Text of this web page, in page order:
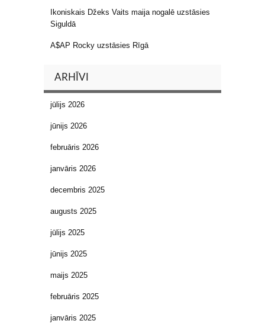
Ikoniskais Džeks Vaits maija nogalē uzstāsies
Siguldā
A$AP Rocky uzstāsies Rīgā
ARHĪVI
jūlijs 2026
jūnijs 2026
februāris 2026
janvāris 2026
decembris 2025
augusts 2025
jūlijs 2025
jūnijs 2025
maijs 2025
februāris 2025
janvāris 2025